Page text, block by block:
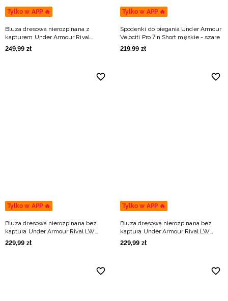
Tylko w APP 🔥
Bluza dresowa nierozpinana z
kapturem Under Armour Rival
Lightweight męska - zielona
249,99 zł
Tylko w APP 🔥
Spodenki do biegania Under Armour
Velociti Pro 7in Short męskie - szare
219,99 zł
Tylko w APP 🔥
Bluza dresowa nierozpinana bez
kaptura Under Armour Rival LW
Crew męska - zielona
229,99 zł
Tylko w APP 🔥
Bluza dresowa nierozpinana bez
kaptura Under Armour Rival LW
Crew męska - czarna
229,99 zł